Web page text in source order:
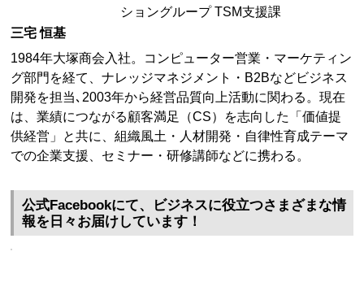
ショングループ TSM支援課
三宅 恒基
1984年大塚商会入社。コンピューター営業・マーケティン
グ部門を経て、ナレッジマネジメント・B2Bなどビジネス
開発を担当､2003年から経営品質向上活動に関わる。現在
は、業績につながる顧客満足（CS）を志向した「価値提
供経営」と共に、組織風土・人材開発・自律性育成テーマ
での企業支援、セミナー・研修講師などに携わる。
公式Facebookにて、ビジネスに役立つさまざまな情
報を日々お届けしています！